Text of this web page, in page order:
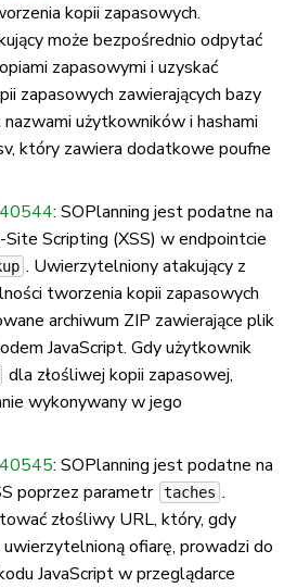
kopii zapasowych.
może bezpośrednio odpytać
zapasowymi i uzyskać
zapasowych zawierających bazy
użytkowników i hashami
który zawiera dodatkowe poufne
: SOPlanning jest podatne na
Scripting (XSS) w endpointcie
. Uwierzytelniony atakujący z
tworzenia kopii zapasowych
archiwum ZIP zawierające plik
JavaScript. Gdy użytkownik
dla złośliwej kopii zapasowej,
wykonywany w jego
: SOPlanning jest podatne na
poprzez parametr taches .
złośliwy URL, który, gdy
ofiarę, prowadzi do
JavaScript w przeglądarce